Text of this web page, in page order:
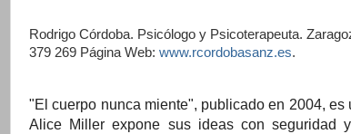
Rodrigo Córdoba. Psicólogo y Psicoterapeuta.
379 269 Página Web: www.rcordobasanz.es.
"El cuerpo nunca miente", publicado en 2004,
Alice Miller expone sus ideas con seguridad